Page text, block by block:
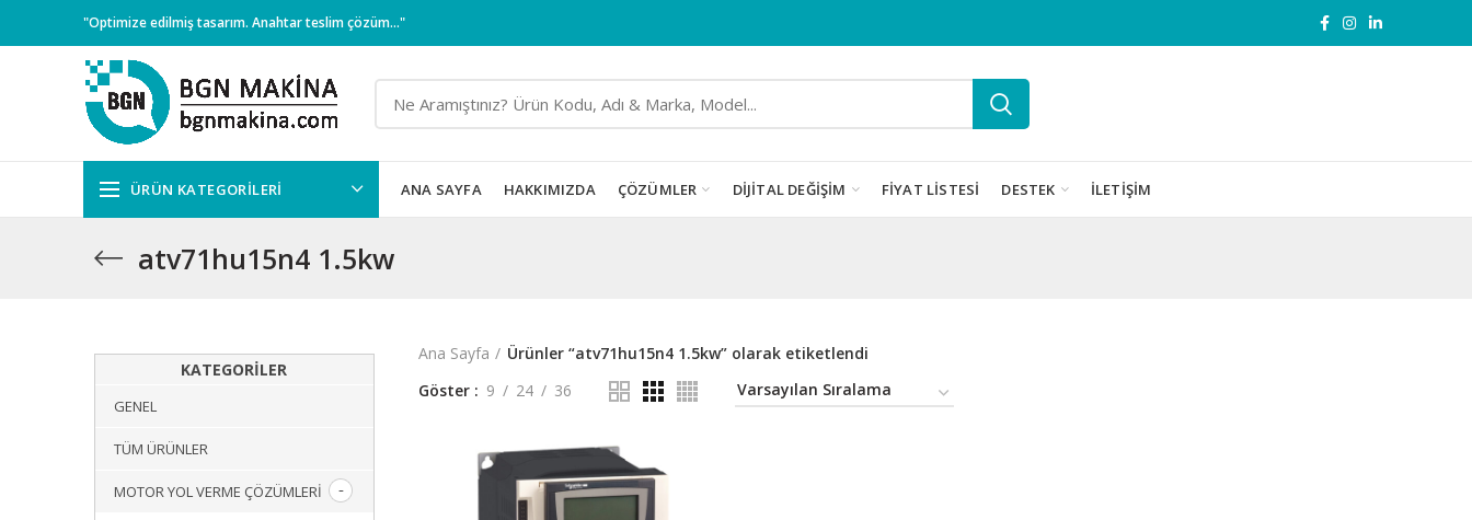
"Optimize edilmiş tasarım. Anahtar teslim çözüm..."
ÜRÜN KATEGORILERI ANA SAYFA HAKKIMIZDA ÇÖZÜMLER DIJITAL DEĞIŞIM FIYAT LISTESI DESTEK İLETIŞIM
atv71hu15n4 1.5kw
KATEGORILER
GENEL
TÜM ÜRÜNLER
MOTOR YOL VERME ÇÖZÜMLERI
Ana Sayfa
Ürünler “atv71hu15n4 1.5kw” olarak etiketlendi
Göster
9 24 36